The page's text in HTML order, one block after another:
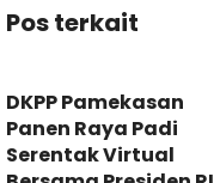
Pos terkait
DKPP Pamekasan
Panen Raya Padi
Serentak Virtual